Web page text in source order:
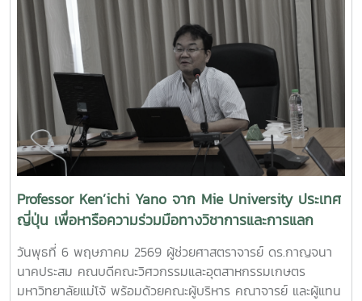
การเป็นผู้ประกอบการแห่งอนาคตได้อย่างโดดเด่นCr:อุทยาน
วิทยาศาสตร์เทคโนโลยีเกษตรและอาหาร Maejo Agro Food
Park
(MAP)https://www.facebook.com/share/18ZhSJ8uJx/
การอบรมเชิงปฏิบัติการ "SIPOC Model กับการบริหารจัดการ
การดำเนินการตามเกณฑ์ EdPEx" ใน วันที่ 12-13 พฤษภาคม
2569 ที่โรงแรมยูนิมมาน โดย ได้รับเกียรติจาก "ผู้ช่วย
ศาสตราจารย์ ดร.สุภัทร พัฒน์วิชัยโชติ" คณะวิศวกรรมศาสตร์
มหาวิทยาลัยเกษตรศาสตร์ เป็นวิทยากรการอบรมครั้งนี้ช่วยส่ง
เสริมให้บุคลากรนำความรู้ที่ได้ ใช้ในการวิเคราะห์ วางระบบและ
เชื่อมโยงกระบวนการ เพื่อมุ่งสู่ความเป็นเลิศขององค์กร
Professor Ken’ichi Yano จาก Mie University ประเทศ
ญี่ปุ่น เพื่อหารือความร่วมมือทางวิชาการและการแลก
เปลี่ยนนักศึกษา
วันพุธที่ 6 พฤษภาคม 2569 ผู้ช่วยศาสตราจารย์ ดร.กาญจนา
นาคประสม คณบดีคณะวิศวกรรมและอุตสาหกรรมเกษตร
มหาวิทยาลัยแม่โจ้ พร้อมด้วยคณะผู้บริหาร คณาจารย์ และผู้แทน